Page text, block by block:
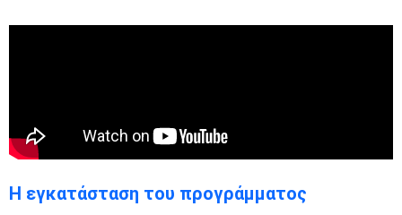
Η εγκατάσταση του προγράμματος